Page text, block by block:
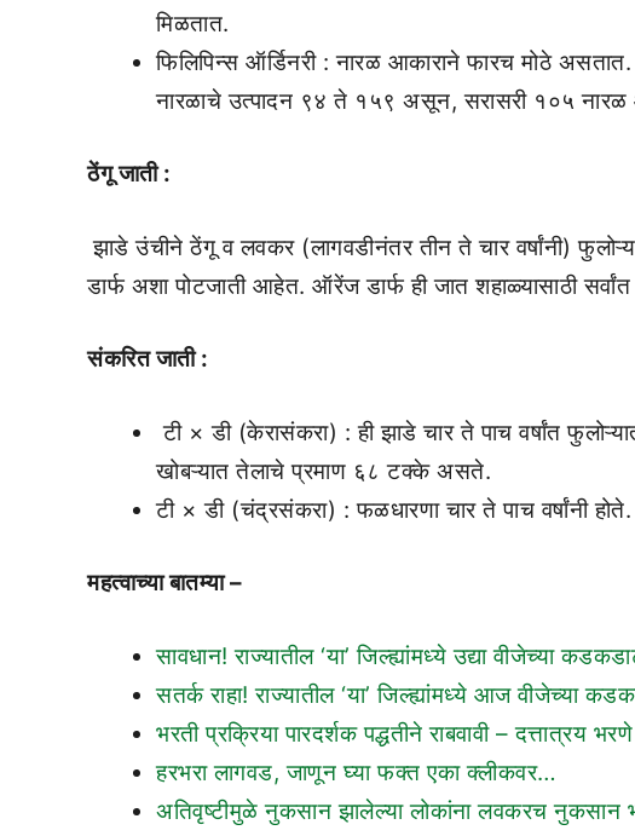
मिळतात.
फिलिपिन्स ऑर्डिनरी : नारळ आकाराने फारच मोठे
नारळाचे उत्पादन ९४ ते १५९ असून, सरासरी १०५
ठेंगू जाती :
झाडे उंचीने ठेंगू व लवकर (लागवडीनंतर तीन ते चार वर्षांनी)
डार्फ अशा पोटजाती आहेत. ऑरेंज डार्फ ही जात शहाळ्यासाठी
संकरित जाती :
टी × डी (केरासंकरा) : ही झाडे चार ते पाच वर्षांत
खोबऱ्यात तेलाचे प्रमाण ६८ टक्के असते.
टी × डी (चंद्रसंकरा) : फळधारणा चार ते पाच वर्षांनी
महत्वाच्या बातम्या –
सावधान! राज्यातील ‘या’ जिल्ह्यांमध्ये उद्या वीजेच्या
सतर्क राहा! राज्यातील ‘या’ जिल्ह्यांमध्ये आज वीजेच्या
भरती प्रक्रिया पारदर्शक पद्धतीने राबवावी – दत्तात्रय भरणे
हरभरा लागवड, जाणून घ्या फक्त एका क्लीकवर…
अतिवृष्टीमुळे नुकसान झालेल्या लोकांना लवकरच नुकसान